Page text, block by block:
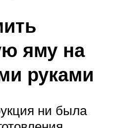
яму на
руками
ни была